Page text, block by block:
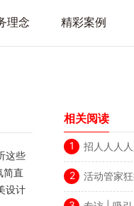
精彩案例
理念
这些
简直
设计
相关阅读
1
招人人人
人人人人
2
活动管家
购狂欢节